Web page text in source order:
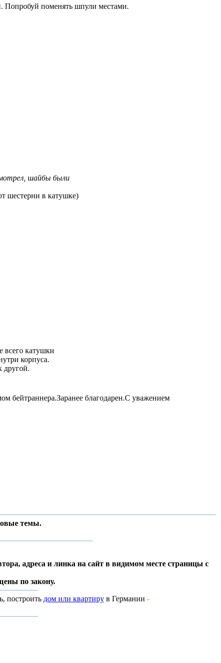
Попробуй поменять шпули местами.
шайбы были
шестерни в катушке)
всего катушки
корпуса.
другой.
бейтраннера.Заранее благодарен.С уважением
темы.
адреса и линка на сайт в видимом месте страницы с
по закону.
построить дом или квартирув Германии -